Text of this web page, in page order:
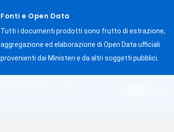
Fonti e Open Data
Tutti i documenti prodotti sono frutto di estrazione,
aggregazione ed elaborazione di Open Data ufficiali
provenienti dai Ministeri e da altri soggetti pubblici.